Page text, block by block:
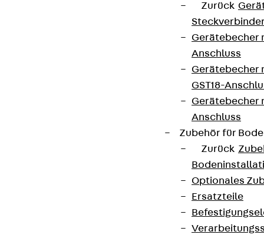
Zurück
Gerätebecher
Anschluss
Gerätebecher
GST18-
Gerätebecher
Anschluss
Zubehör für
Zurück
Optionales
Ersatzteile